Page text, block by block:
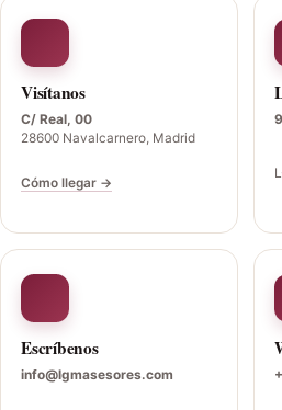
Visítanos
C/ Real, 00
28600 Navalcarnero, Madrid
Cómo llegar →
Escríbenos
info@lgmasesores.com